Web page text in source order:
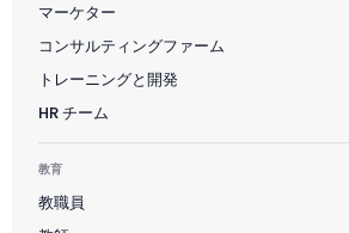
マーケター
コンサルティングファーム
トレーニングと開発
HR チーム
教育
教職員